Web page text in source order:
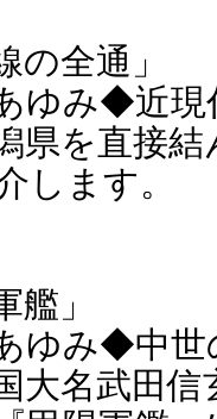
の全通」
ゆみ◆近
県を直接
します。
」
ゆみ◆中世
大名武田